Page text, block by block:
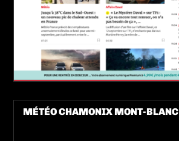
MÉTÉO CHAMONIX MONT-BLANC